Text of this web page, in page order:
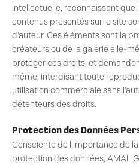
intellectuelle, reconnaissant que
contenus présentés sur le site
d’auteur. Ces éléments sont la
créateurs ou de la galerie elle-
protéger ces droits, et
même, interdisant toute
utilisation commerciale sans
détenteurs des droits.
Protection des Données
Consciente de l’importance de
protection des données, AMAL